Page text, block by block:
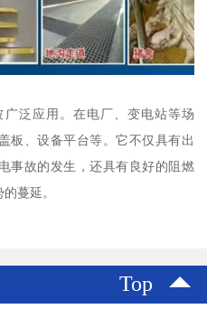
泛应用。在电厂、变电站等场
板、设备平台等。它不仅具有出
事故的发生，还具有良好的阻燃
蔓延。
Top